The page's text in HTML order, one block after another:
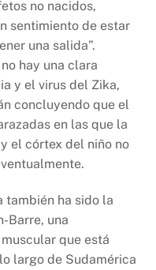
no nacidos,
sentimiento de estar
una salida”.
hay una clara
y el virus del Zika,
concluyendo que el
en las que la
el córtex del niño no
también ha sido la
Barre, una
que está
largo de Sudamérica